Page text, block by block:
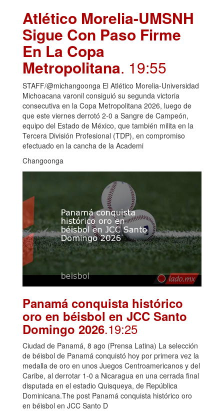
Atlético Morelia-UMSNH
Sigue Con Paso Firme
En La Copa
Metropolitana. 19:55
STAFF/@michangoonga El Atlético Morelia-Universidad
Michoacana varonil consiguió su segunda victoria
consecutiva en la Copa Metropolitana 2026, luego de
que este viernes derrotó 2-0 a Sangre de Campeón,
equipo del Estado de México, que también milita en la
Tercera División Profesional (TDP), en compromiso
efectuado en la cancha de la Academi
Changoonga
Panamá conquista histórico
oro en béisbol en JCC Santo
Domingo 2026.19:25
Ciudad de Panamá, 8 ago (Prensa Latina) La selección
de béisbol de Panamá conquistó hoy por primera vez la
medalla de oro en unos Juegos Centroamericanos y del
Caribe, al derrotar 1-0 a Nicaragua en una cerrada final
disputada en el estadio Quisqueya, de República
Dominicana.The post Panamá conquista histórico oro
en béisbol en JCC Santo D